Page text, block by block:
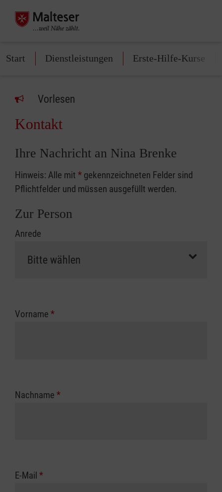
Start Dienstleistungen Erste-Hilfe-Kurse
Vorlesen
Kontakt
Ihre Nachricht an Nina Brenke
Hinweis: Alle mit * gekennzeichneten Felder sind
Pflichtfelder und müssen ausgefüllt werden.
Zur Person
Anrede
Vorname *
Nachname *
E-Mail *